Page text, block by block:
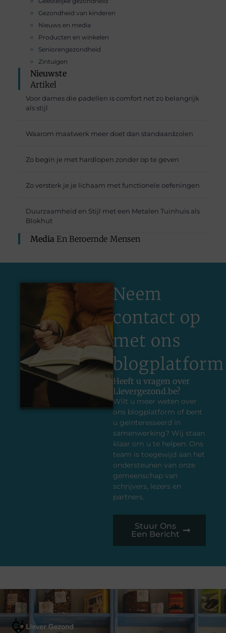
Gezondheid van kinderen
Nieuws en media
Producten en winkelen
Seniorengezondheid
Zintuigen
Nieuwste
Artikel
Voor dames die padellen is comfort net zo belangrijk
als stijl
Waarom maatwerk meer doet dan standaardzolen
Zo begin je met hardlopen zonder op te geven
Zo versterk je je lichaam met functionele oefeningen
Duurzaamheid en Stijl met een Metalen Tuinhuis als
Blokhut
Media En Beroemde Mensen
Neem
contact op
met ons
blogplatform
Heeft u vragen over
Lievergezond.be?
Wilt u meer weten over
ons blogplatform of bent
u geïnteresseerd in
samenwerking? Wij staan
klaar om u te helpen. Ons
team is toegewijd aan het
ondersteunen van onze
gemeenschap van
schrijvers, lezers en
partners.
Stuur Ons
Een Bericht